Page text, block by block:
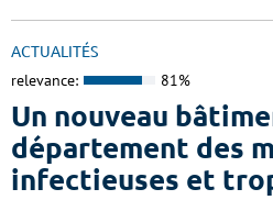
ACTUALITÉS
relevance: 81%
Un nouveau
département des
infectieuses et